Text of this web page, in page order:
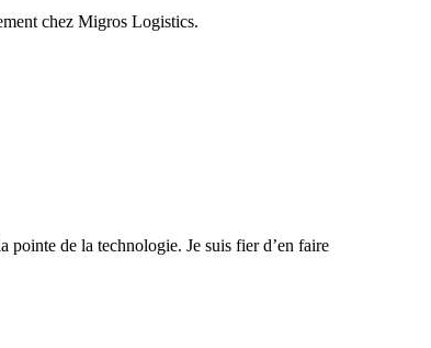
chez Migros Logistics.
de la technologie. Je suis fier d’en faire